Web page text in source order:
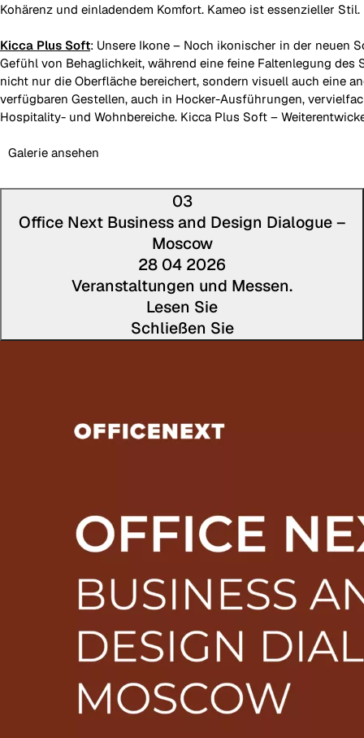
Kohärenz und einladendem Komfort. Kameo ist essenzieller
Kicca Plus Soft: Unsere Ikone – Noch ikonischer in der neuen
Gefühl von Behaglichkeit, während eine feine Faltenlegung
nicht nur die Oberfläche bereichert, sondern visuell auch eine
verfügbaren Gestellen, auch in Hocker-Ausführungen,
Hospitality- und Wohnbereiche. Kicca Plus Soft –
Galerie ansehen
03
Office Next Business and Design Dialogue –
Moscow
28 04 2026
Veranstaltungen und Messen.
Lesen Sie
Schließen SieDen